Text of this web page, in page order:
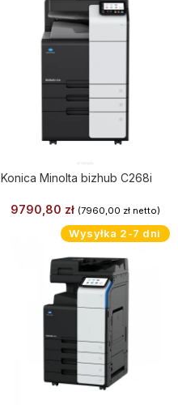
Konica Minolta bizhub C268i
9790,80 zł (7960,00 zł netto)
Wysyłka 2-7 dni